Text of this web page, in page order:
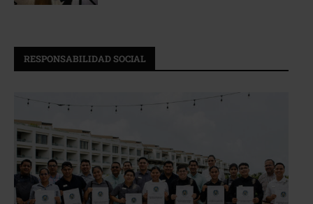
RESPONSABILIDAD SOCIAL